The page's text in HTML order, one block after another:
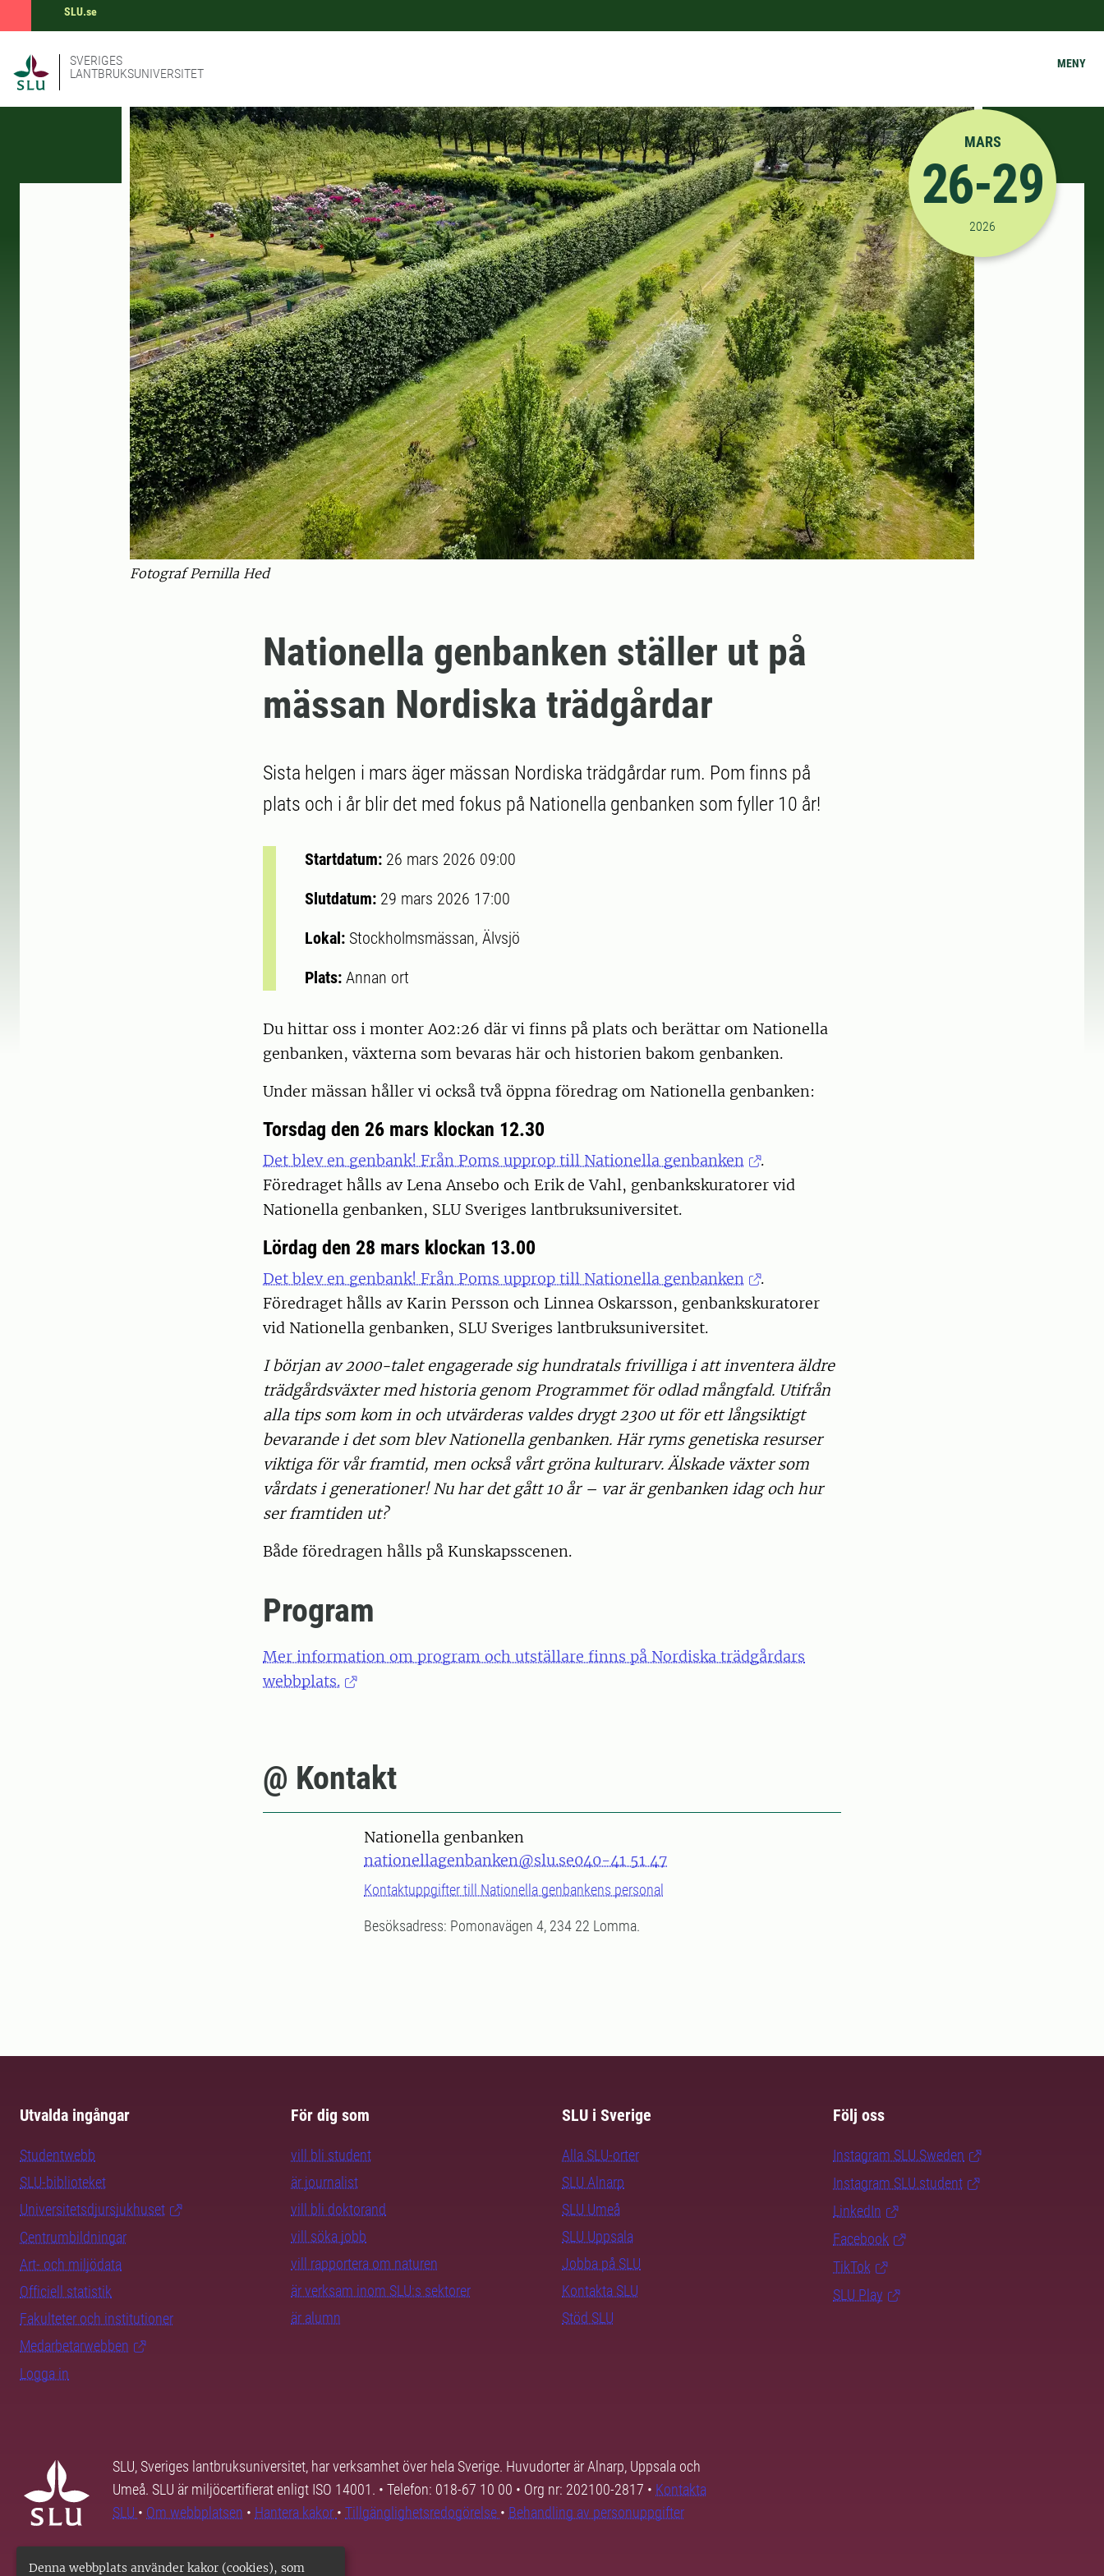
Denna webbplats använder kakor (cookies), som
SLU.se
SVERIGES
LANTBRUKSUNIVERSITET
MENY
Fotograf Pernilla Hed
2026-03-26 09:00:00
MARS
26-29
2026
Nationella genbanken ställer ut på
mässan Nordiska trädgårdar
Sista helgen i mars äger mässan Nordiska trädgårdar rum. Pom finns på
plats och i år blir det med fokus på Nationella genbanken som fyller 10 år!
Startdatum: 26 mars 2026 09:00
Slutdatum: 29 mars 2026 17:00
Lokal: Stockholmsmässan, Älvsjö
Plats: Annan ort
Du hittar oss i monter A02:26 där vi finns på plats och berättar om Nationella
genbanken, växterna som bevaras här och historien bakom genbanken.
Under mässan håller vi också två öppna föredrag om Nationella genbanken:
Torsdag den 26 mars klockan 12.30
Det blev en genbank! Från Poms upprop till Nationella genbanken
.
Föredraget hålls av Lena Ansebo och Erik de Vahl, genbankskuratorer vid
Nationella genbanken, SLU Sveriges lantbruksuniversitet.
Lördag den 28 mars klockan 13.00
Det blev en genbank! Från Poms upprop till Nationella genbanken
.
Föredraget hålls av Karin Persson och Linnea Oskarsson, genbankskuratorer
vid Nationella genbanken, SLU Sveriges lantbruksuniversitet.
I början av 2000-talet engagerade sig hundratals frivilliga i att inventera äldre
trädgårdsväxter med historia genom Programmet för odlad mångfald. Utifrån
alla tips som kom in och utvärderas valdes drygt 2300 ut för ett långsiktigt
bevarande i det som blev Nationella genbanken. Här ryms genetiska resurser
viktiga för vår framtid, men också vårt gröna kulturarv. Älskade växter som
vårdats i generationer! Nu har det gått 10 år – var är genbanken idag och hur
ser framtiden ut?
Både föredragen hålls på Kunskapsscenen.
Program
Mer information om program och utställare finns på Nordiska trädgårdars
webbplats.
@ Kontakt
Nationella genbanken
nationellagenbanken@slu.se040-41 51 47
Kontaktuppgifter till Nationella genbankens personal
Besöksadress: Pomonavägen 4, 234 22 Lomma.
Utvalda ingångar
Studentwebb
SLU-biblioteket
Universitetsdjursjukhuset
Centrumbildningar
Art- och miljödata
Officiell statistik
Fakulteter och institutioner
Medarbetarwebben
Logga in
För dig som
vill bli student
är journalist
vill bli doktorand
vill söka jobb
vill rapportera om naturen
är verksam inom SLU:s sektorer
är alumn
SLU i Sverige
Alla SLU-orter
SLU Alnarp
SLU Umeå
SLU Uppsala
Jobba på SLU
Kontakta SLU
Stöd SLU
Följ oss
Instagram SLU.Sweden
Instagram SLU.student
LinkedIn
Facebook
TikTok
SLU Play
SLU, Sveriges lantbruksuniversitet, har verksamhet över hela Sverige. Huvudorter är Alnarp, Uppsala och
Umeå. SLU är miljöcertifierat enligt ISO 14001. • Telefon: 018-67 10 00 • Org nr: 202100-2817 • Kontakta
SLU • Om webbplatsen • Hantera kakor • Tillgänglighetsredogörelse • Behandling av personuppgifter